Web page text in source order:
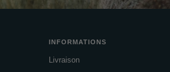
INFORMATIONS
Livraison